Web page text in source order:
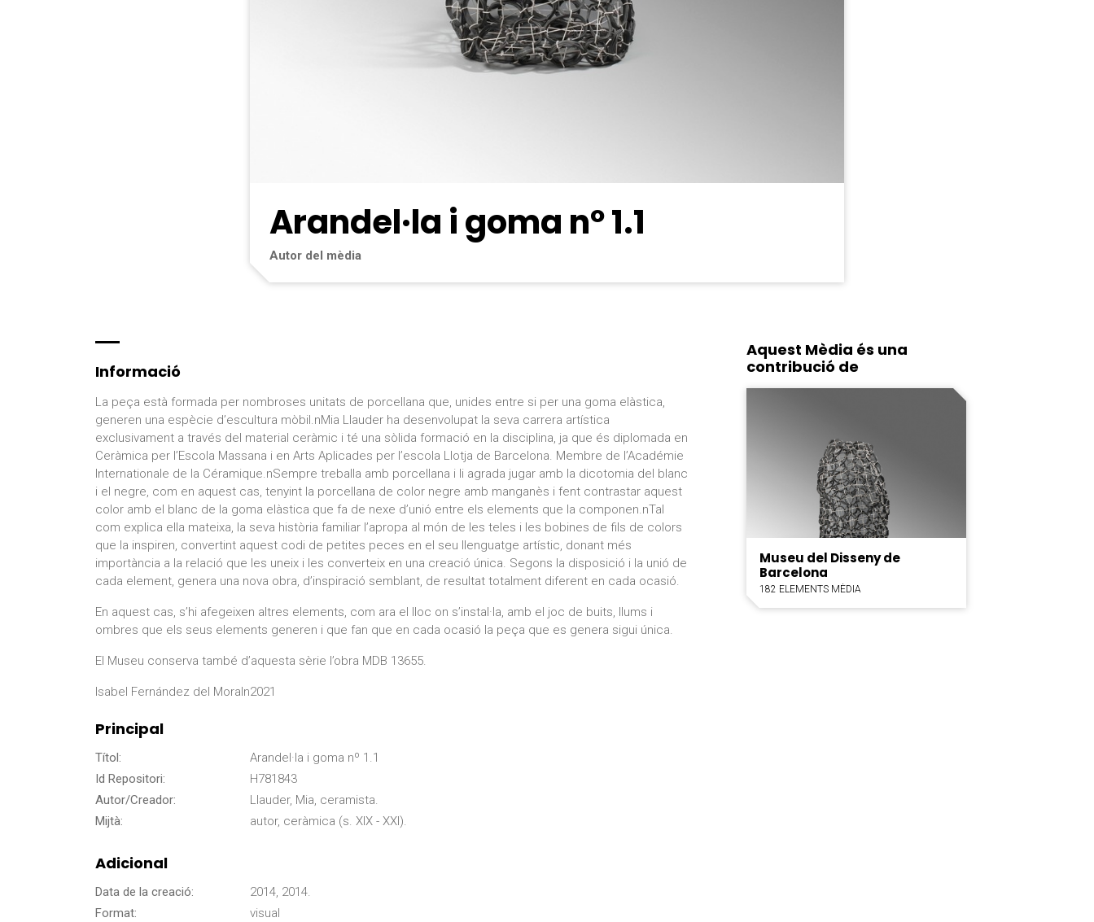
Arandel·la i goma nº 1.1
Autor del mèdia
Informació
La peça està formada per nombroses unitats de porcellana que, unides entre si per una goma elàstica,
generen una espècie d’escultura mòbil.nMia Llauder ha desenvolupat la seva carrera artística
exclusivament a través del material ceràmic i té una sòlida formació en la disciplina, ja que és diplomada en
Ceràmica per l’Escola Massana i en Arts Aplicades per l’escola Llotja de Barcelona. Membre de l’Académie
Internationale de la Céramique.nSempre treballa amb porcellana i li agrada jugar amb la dicotomia del blanc
i el negre, com en aquest cas, tenyint la porcellana de color negre amb manganès i fent contrastar aquest
color amb el blanc de la goma elàstica que fa de nexe d’unió entre els elements que la componen.nTal
com explica ella mateixa, la seva història familiar l’apropa al món de les teles i les bobines de fils de colors
que la inspiren, convertint aquest codi de petites peces en el seu llenguatge artístic, donant més
importància a la relació que les uneix i les converteix en una creació única. Segons la disposició i la unió de
cada element, genera una nova obra, d’inspiració semblant, de resultat totalment diferent en cada ocasió.
En aquest cas, s’hi afegeixen altres elements, com ara el lloc on s’instal·la, amb el joc de buits, llums i
ombres que els seus elements generen i que fan que en cada ocasió la peça que es genera sigui única.
El Museu conserva també d’aquesta sèrie l’obra MDB 13655.
Isabel Fernández del Moraln2021
Principal
Títol:
Arandel·la i goma nº 1.1
Id Repositori:
H781843
Autor/Creador:
Llauder, Mia, ceramista.
Mijtà:
autor, ceràmica (s. XIX - XXI).
Adicional
Data de la creació:
2014, 2014.
Format:
visual
Aquest Mèdia és una
contribució de
Museu del Disseny de
Barcelona
182 ELEMENTS MÈDIA